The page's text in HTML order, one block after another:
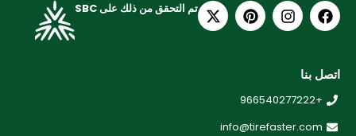
تم التحقق من ذلك على SBC
اتصل بنا
+966540277222
info@tirefaster.com